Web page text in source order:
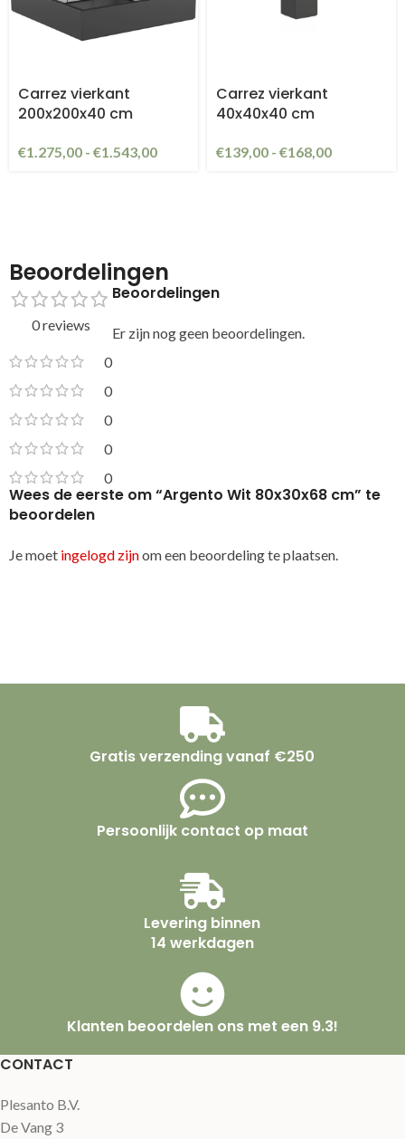
Carrez vierkant
200x200x40 cm
€1.275,00 - €1.543,00
Carrez vierkant
40x40x40 cm
€139,00 - €168,00
Beoordelingen
0 reviews
0
0
0
0
0
Beoordelingen
Er zijn nog geen beoordelingen.
Wees de eerste om “Argento Wit 80x30x68 cm” te
beoordelen
Je moet ingelogd zijnom een beoordeling te plaatsen.
Gratis verzending vanaf €250
Persoonlijk contact op maat
Levering binnen
14 werkdagen
Klanten beoordelen ons met een 9.3!
CONTACT
Plesanto B.V.
De Vang 3